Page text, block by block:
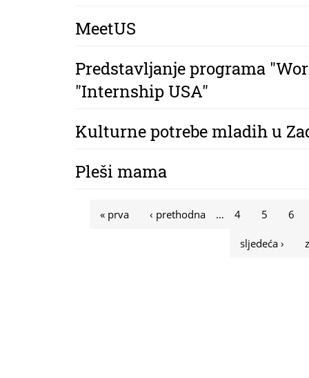
MeetUS
Predstavljanje programa
"Internship USA"
Kulturne potrebe mladih u
Pleši mama
Stranice
« prva ‹ prethodna … 4 5 6
sljedeća ›